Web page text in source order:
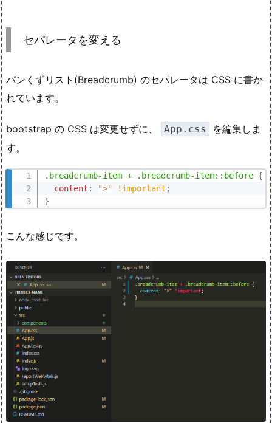
セパレータを変える
パンくずリスト(Breadcrumb) のセパレータは CSS に書か
れています。
bootstrap の CSS は変更せずに、 App.css
を編集しま
す。
.breadcrumb-item + .breadcrumb-item::before {
content : ">" !important ;
}
こんな感じです。